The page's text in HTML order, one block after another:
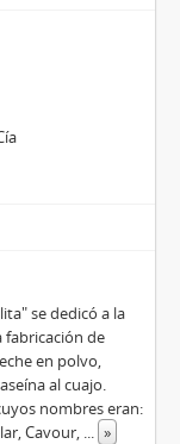
se dedicó a la
fabricación de
en polvo,
al cuajo.
nombres eran:
Cavour, ... »